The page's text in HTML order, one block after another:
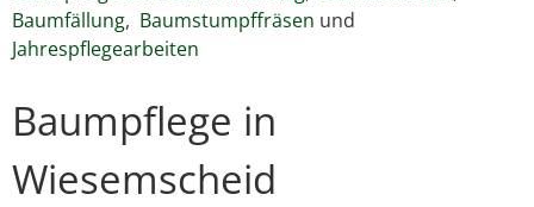
Baumfällung, Baumstumpffräsen und
Jahrespflegearbeiten
Baumpflege in
Wiesemscheid